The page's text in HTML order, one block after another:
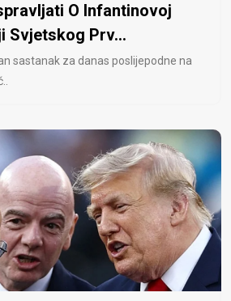
O Infantinovoj
Svjetskog Prv...
sastanak za danas poslijepodne na